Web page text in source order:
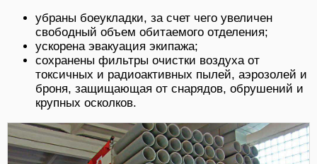
убраны боеукладки, за счет чего увеличен
свободный объем обитаемого отделения;
ускорена эвакуация экипажа;
сохранены фильтры очистки воздуха от
токсичных и радиоактивных пылей, аэрозолей и
броня, защищающая от снарядов, обрушений и
крупных осколков.